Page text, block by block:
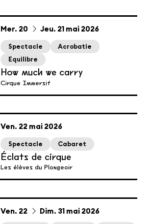
du
mercredi
Mer. 20 au
jeudi
Jeu. 21 mai
mai 2026
Spectacle
Acrobatie
Equilibre
How much we carry
Cirque Immersif
vendredi
Ven. 22 mai
mai 2026
Spectacle Cabaret
Éclats de cirque
Les élèves du Plongeoir
du
vendredi
Ven. 22 au
dimanche
Dim. 31 mai
mai 2026